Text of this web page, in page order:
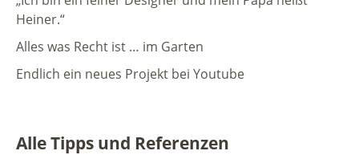
Heiner.“
Alles was Recht ist … im Garten
Endlich ein neues Projekt bei Youtube
Alle Tipps und Referenzen